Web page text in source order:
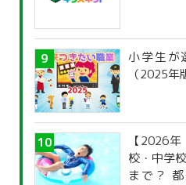
小学生が
（2025年
【2026
校・中学
まで？